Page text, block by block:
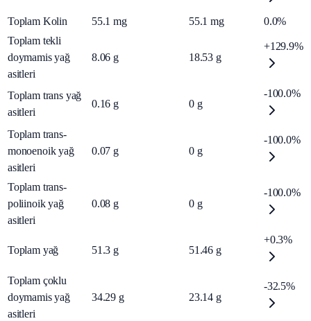
Toplam Kolin 55.1 mg 55.1 mg
0.0%
Toplam tekli
doymamis yağ
asitleri
8.06 g 18.53 g
+129.9%
Toplam trans yağ
asitleri
0.16 g 0 g
-100.0%
Toplam trans-
monoenoik yağ
asitleri
0.07 g 0 g
-100.0%
Toplam trans-
poliinoik yağ
asitleri
0.08 g 0 g
-100.0%
Toplam yağ 51.3 g 51.46 g
+0.3%
Toplam çoklu
doymamis yağ
asitleri
34.29 g 23.14 g
-32.5%